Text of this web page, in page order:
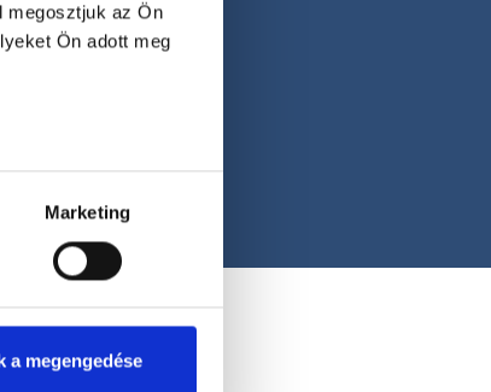
megosztjuk az Ön
Ön adott meg
Marketing
a megengedése